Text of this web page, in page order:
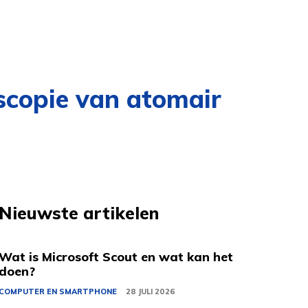
van atomair
artikelen
is Microsoft Scout en wat kan het
EN SMARTPHONE 28 JULI 2026